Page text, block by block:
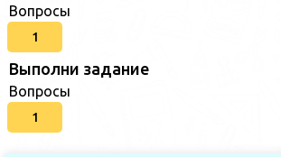
Вопросы
1
Выполни задание
Вопросы
1